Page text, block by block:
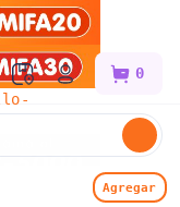
0
Agregar